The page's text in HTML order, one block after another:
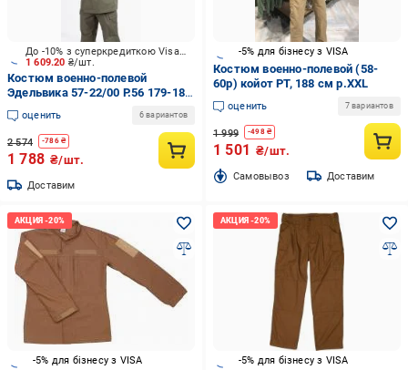
1 609.20 ₴/шт.
До -10% з суперкредиткою Visa Вигода
Костюм военно-полевой
Эдельвика 57-22/00 Р.56 179-185
см р.XL
оценить 6 вариантов
2 574 -786₴
1 788 ₴/шт.
Доставим
-5% для бізнесу з VISA
Костюм военно-полевой (58-
60р) койот РТ, 188 см р.XXL
оценить 7 вариантов
1 999 -498₴
1 501 ₴/шт.
Cамовывоз Доставим
-5% для бізнесу з VISA -5% для бізнесу з VISA